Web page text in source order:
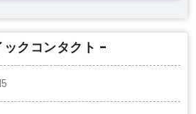
クコンタクト -